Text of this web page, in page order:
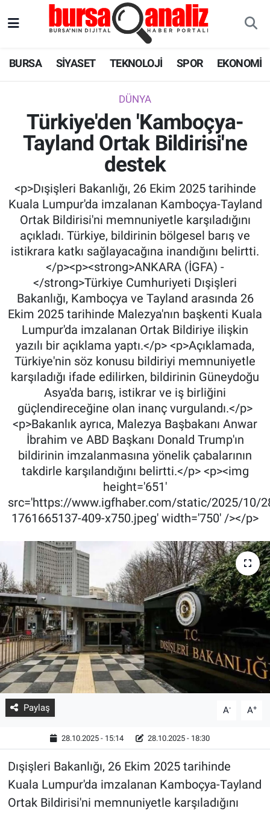
BURSA SİYASET TEKNOLOJİ SPOR EKONOMİ
DÜNYA
Türkiye'den 'Kamboçya-
Tayland Ortak Bildirisi'ne
destek
<p>Dışişleri Bakanlığı, 26 Ekim 2025 tarihinde
Kuala Lumpur'da imzalanan Kamboçya-Tayland
Ortak Bildirisi'ni memnuniyetle karşıladığını
açıkladı. Türkiye, bildirinin bölgesel barış ve
istikrara katkı sağlayacağına inandığını belirtti.
</p><p><strong>ANKARA (İGFA) -
</strong>Türkiye Cumhuriyeti Dışişleri
Bakanlığı, Kamboçya ve Tayland arasında 26
Ekim 2025 tarihinde Malezya'nın başkenti Kuala
Lumpur'da imzalanan Ortak Bildiriye ilişkin
yazılı bir açıklama yaptı.</p> <p>Açıklamada,
Türkiye'nin söz konusu bildiriyi memnuniyetle
karşıladığı ifade edilirken, bildirinin Güneydoğu
Asya'da barış, istikrar ve iş birliğini
güçlendireceğine olan inanç vurgulandı.</p>
<p>Bakanlık ayrıca, Malezya Başbakanı Anwar
İbrahim ve ABD Başkanı Donald Trump'ın
bildirinin imzalanmasına yönelik çabalarının
takdirle karşılandığını belirtti.</p> <p><img
height='651'
src='https://www.igfhaber.com/static/2025/10/
1761665137-409-x750.jpeg' width='750' /></p>
Paylaş A- A+
28.10.2025 - 15:14 28.10.2025 - 18:30
Dışişleri Bakanlığı, 26 Ekim 2025 tarihinde
Kuala Lumpur'da imzalanan Kamboçya-Tayland
Ortak Bildirisi'ni memnuniyetle karşıladığını
SPOR
SAĞLIK
ASTROLOJİ
BLOG
Süper Lig Puan Durumu ve Fikstür
Son Dakika Haberleri
Haber Arşivi